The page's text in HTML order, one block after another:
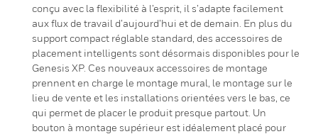
conçu avec la flexibilité à l’esprit, il s’adapte facilement
aux flux de travail d’aujourd’hui et de demain. En plus du
support compact réglable standard, des accessoires de
placement intelligents sont désormais disponibles pour le
Genesis XP. Ces nouveaux accessoires de montage
prennent en charge le montage mural, le montage sur le
lieu de vente et les installations orientées vers le bas, ce
qui permet de placer le produit presque partout. Un
bouton à montage supérieur est idéalement placé pour